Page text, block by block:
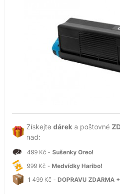
Získejte dárek a poštovné
nad:
499 Kč - Sušenky Oreo!
999 Kč - Medvídky Haribo!
1 499 Kč - DOPRAVU ZDARMA